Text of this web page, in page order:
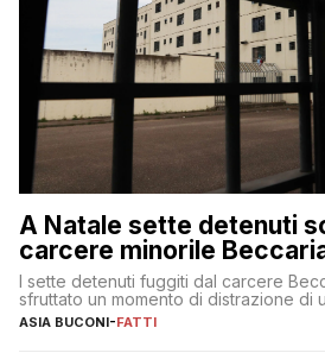
A Natale sette detenuti
carcere minorile
I sette detenuti fuggiti dal carcere
sfruttato un momento di distrazione di
ASIA BUCONI-FATTI